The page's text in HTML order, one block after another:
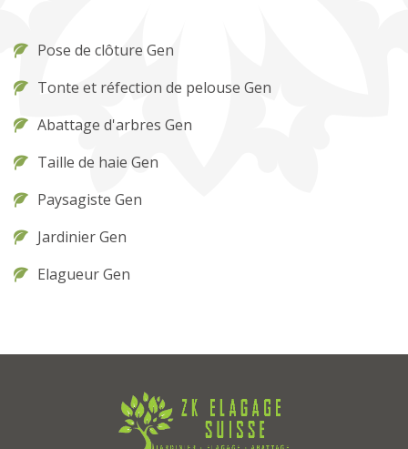
Pose de clôture Gen
Tonte et réfection de pelouse Gen
Abattage d'arbres Gen
Taille de haie Gen
Paysagiste Gen
Jardinier Gen
Elagueur Gen